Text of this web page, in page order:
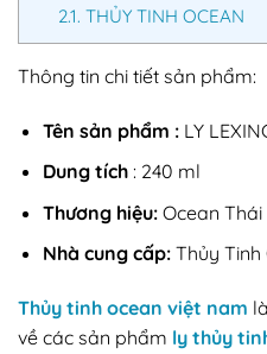
2.1. THỦY TINH OCEAN
Thông tin chi tiết sản phẩm:
Tên sản phẩm :LY
Dung tích: 240 ml
Thương hiệu:Ocean Thái
Nhà cung cấp:Thủy Tinh
Thủy tinh ocean việt nam
về các sản phẩm ly thủy